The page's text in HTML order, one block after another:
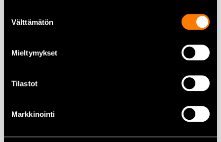
valinta
Välttämätön
Mieltymykset
Tilastot
Markkinointi
Makita B-05044
Puukkosahanterä 150×0,9
32,50
Puukkosahanterä 200×1,0